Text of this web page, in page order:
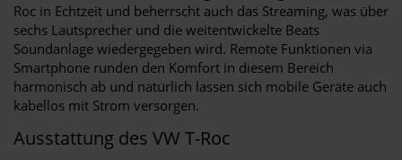
Roc in Echtzeit und beherrscht auch das Streaming, was über
sechs Lautsprecher und die weitentwickelte Beats
Soundanlage wiedergegeben wird. Remote Funktionen via
Smartphone runden den Komfort in diesem Bereich
harmonisch ab und natürlich lassen sich mobile Geräte auch
kabellos mit Strom versorgen.
Ausstattung des VW T-Roc